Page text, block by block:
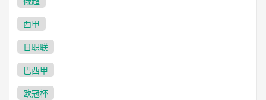
西甲
日职联
巴西甲
欧冠杯